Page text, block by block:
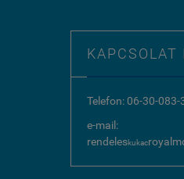
KAPCSOLAT
Telefon: 06-30-083-
e-mail:
rendeleskukac